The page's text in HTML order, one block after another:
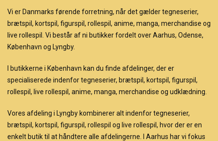
Vi er Danmarks førende forretning, når det gælder tegneserier,
brætspil, kortspil, figurspil, rollespil, anime, manga, merchandise og
live rollespil. Vi består af ni butikker fordelt over Aarhus, Odense,
København og Lyngby.
I butikkerne i København kan du finde afdelinger, der er
specialiserede indenfor tegneserier, brætspil, kortspil, figurspil,
rollespil, live rollespil, anime, manga, merchandise og udklædning.
Vores afdeling i Lyngby kombinerer alt indenfor tegneserier,
brætspil, kortspil, figurspil, rollespil og live rollespil, hvor der er en
enkelt butik til at håndtere alle afdelingerne. I Aarhus har vi fokus